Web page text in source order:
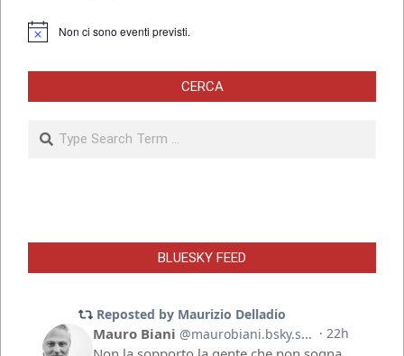
Notice Non ci sono eventi previsti.
CERCA
Search
BLUESKY FEED